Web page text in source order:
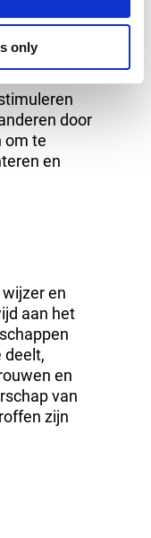
only
door
om te
en
en
aan het
deelt,
en
van
zijn